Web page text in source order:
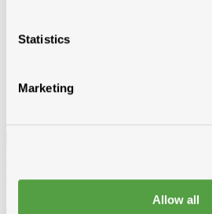
Statistics
Marketing
Allow all
Fixation